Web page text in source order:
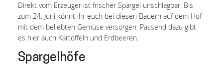
Direkt vom Erzeuger ist frischer Spargel unschlagbar. Bis
zum 24. Juni könnt ihr euch bei diesen Bauern auf dem Hof
mit dem beliebten Gemüse versorgen. Passend dazu gibt
es hier auch Kartoffeln und Erdbeeren.
Spargelhöfe